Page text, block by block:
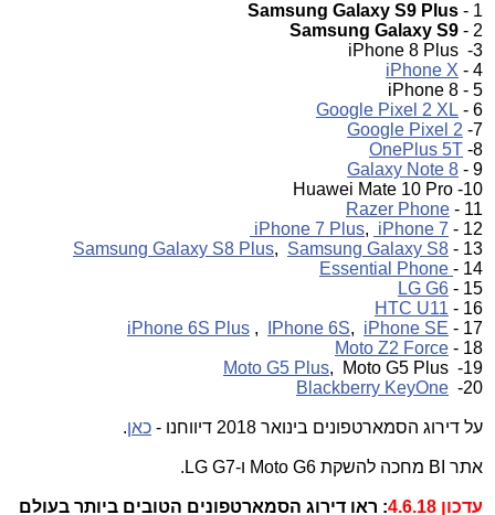
1 -
Samsung Galaxy S9 Plus
2 -
Samsung Galaxy S9
3- iPhone 8 Plus
4 -
iPhone X
5 - iPhone 8
6 -
Google Pixel 2 XL
7-
Google Pixel 2
8-
OnePlus 5T
9 -
Galaxy Note 8
10- Huawei Mate 10 Pro
11 -
Razer Phone
12 -
iPhone 7 Plus, iPhone 7
13 -
Samsung Galaxy S8 Plus, Samsung Galaxy S8
14 -
15 -
LG G6
16 -
HTC U11
17 -
iPhone 6S Plus , IPhone 6S, iPhone SE
18 -
Moto Z2 Force
19-
Moto G5 Plus, Moto G5 Plus
20-
Blackberry KeyOne
על דירוג הסמארטפונים בינואר 2018 דיווחנו - כאן.
אתר BI מחכה להשקת Moto G6 ו-LG G7.
עדכון 4.6.18
: ראו דירוג הסמארטפונים הטובים ביותר בעולם